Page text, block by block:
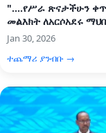
"....የሥራ ጽናታችሁን
መልእክት ለአርሶአደሩ
Jan 30, 2026
ተጨማሪ ያንብቡ →